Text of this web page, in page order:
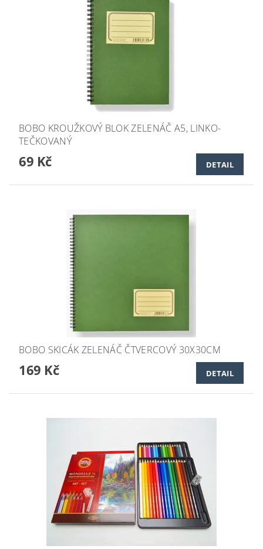
BOBO KROUŽKOVÝ BLOK ZELENÁČ A5, LINKO-
TEČKOVANÝ
69 Kč DETAIL
BOBO SKICÁK ZELENÁČ ČTVERCOVÝ 30X30CM
169 Kč DETAIL